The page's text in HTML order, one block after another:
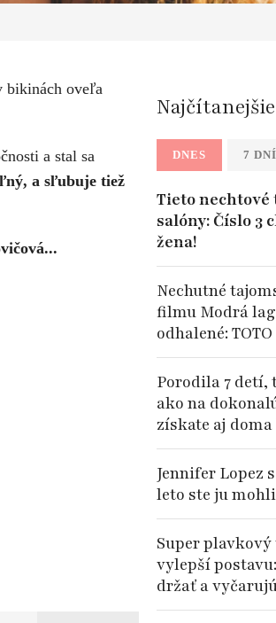
bikinách oveľa
a stal sa
a sľubuje tiež
Najčítanejšie
DNES 7 DNÍ
Tieto nechtové
salóny: Číslo 3
žena!
Nechutné
filmu Modrá
odhalené:
Porodila 7 detí,
ako na
získate aj
Jennifer Lopez
leto ste ju
Super
vylepší
držať a